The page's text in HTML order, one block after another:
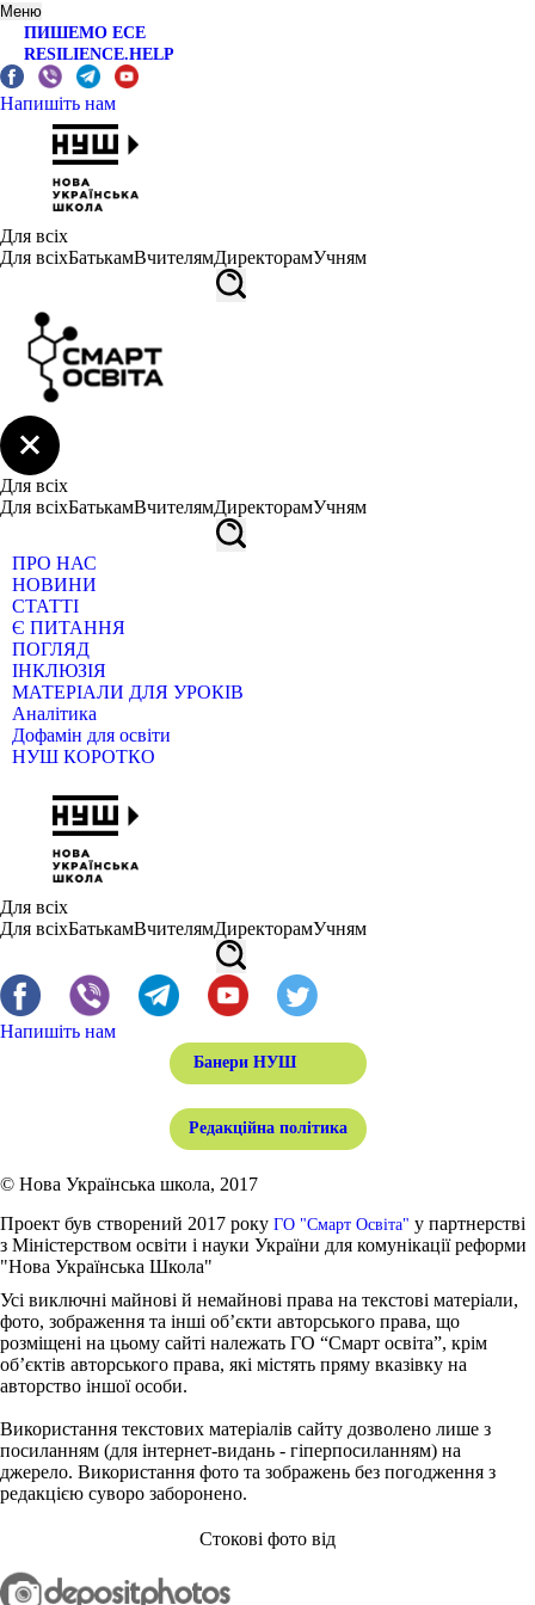
Меню
ПИШЕМО ЕСЕ
RESILIENCE.HELP
Напишіть нам
Для всіх
Для всіхБатькамВчителямДиректорамУчням
Для всіх
Для всіхБатькамВчителямДиректорамУчням
ПРО НАС
НОВИНИ
СТАТТІ
Є ПИТАННЯ
ПОГЛЯД
ІНКЛЮЗІЯ
МАТЕРІАЛИ ДЛЯ УРОКІВ
Аналітика
Дофамін для освіти
НУШ КОРОТКО
Для всіх
Для всіхБатькамВчителямДиректорамУчням
Напишіть нам
Банери НУШ
Редакційна політика
© Нова Українська школа, 2017
Проект був створений 2017 року ГО "Смарт Освіта" у партнерстві
з Міністерством освіти і науки України для комунікації реформи
"Нова Українська Школа"
Усі виключні майнові й немайнові права на текстові матеріали,
фото, зображення та інші об’єкти авторського права, що
розміщені на цьому сайті належать ГО “Смарт освіта”, крім
об’єктів авторського права, які містять пряму вказівку на
авторство іншої особи.
Використання текстових матеріалів сайту дозволено лише з
посиланням (для інтернет-видань - гіперпосиланням) на
джерело. Використання фото та зображень без погодження з
редакцією суворо заборонено.
Стокові фото від